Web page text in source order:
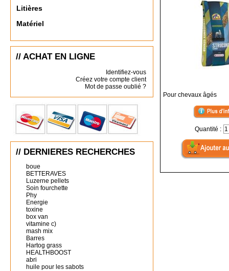
Litières
Matériel
// ACHAT EN LIGNE
Identifiez-vous
Créez votre compte client
Mot de passe oublié ?
// DERNIERES RECHERCHES
boue
BETTERAVES
Luzerne pellets
Soin fourchette
Phy
Energie
toxine
box van
vitamine c)
mash mix
Barres
Hartog grass
HEALTHBOOST
abri
huile pour les sabots
Pour chevaux âgés
Quantité :